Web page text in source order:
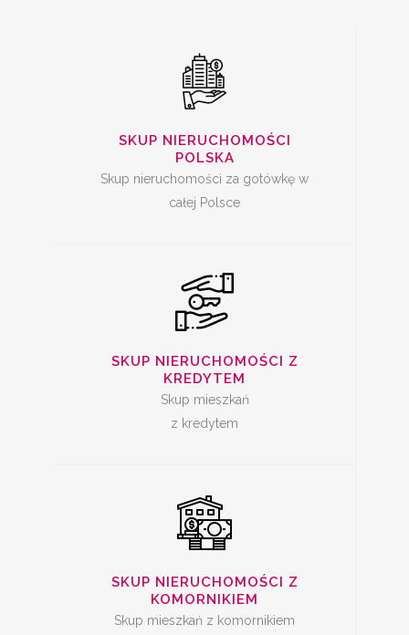
SKUP NIERUCHOMOŚCI
POLSKA
Skup nieruchomości za gotówkę w
całej Polsce
SKUP NIERUCHOMOŚCI Z
KREDYTEM
Skup mieszkań
z kredytem
KREDYTEM
SKUP NIERUCHOMOŚCI Z
KOMORNIKIEM
Skup mieszkań z komornikiem
NIERUCHOMOŚCI Z
KOMORNIKIEM
SKUP ZADŁUŻONYCH